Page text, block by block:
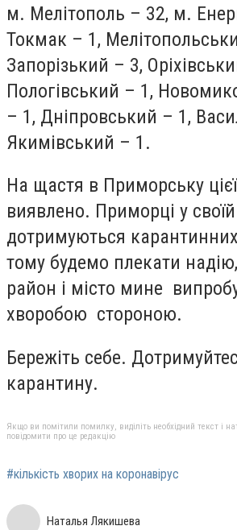
м. Мелітополь – 32, м.
Токмак – 1,
Запорізький – 3,
Пологівський – 1,
– 1, Дніпровський – 1,
Якимівський – 1.
На щастя в Приморську
виявлено. Приморці у своїй
дотримуються карантинних
тому будемо плекати
район і місто мине
хворобою стороною.
Бережіть себе.
карантину.
Якщо ви помітили помилку, виділіть необхідний текст і
повідомити про це редакцію
#кількість хворих на коронавірус
Наталья Лякишева